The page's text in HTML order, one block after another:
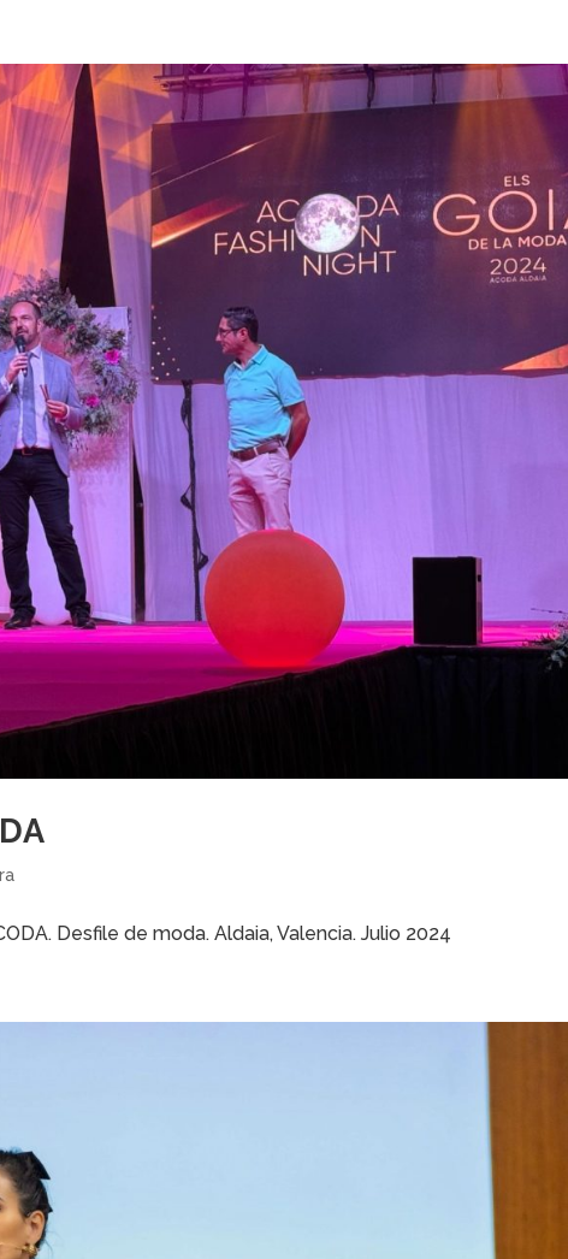
Desfile de moda. Aldaia, Valencia. Julio 2024